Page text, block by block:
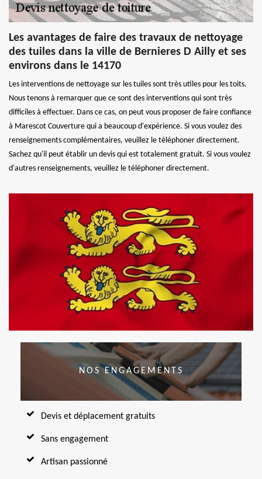
Les avantages de faire des travaux de nettoyage
des tuiles dans la ville de Bernieres D Ailly et ses
environs dans le 14170
Les interventions de nettoyage sur les tuiles sont très utiles pour les toits.
Nous tenons à remarquer que ce sont des interventions qui sont très
difficiles à effectuer. Dans ce cas, on peut vous proposer de faire confiance
à Marescot Couverture qui a beaucoup d'expérience. Si vous voulez des
renseignements complémentaires, veuillez le téléphoner directement.
Sachez qu'il peut établir un devis qui est totalement gratuit. Si vous voulez
d'autres renseignements, veuillez le téléphoner directement.
NOS ENGAGEMENTS
Devis et déplacement gratuits
Sans engagement
Artisan passionné